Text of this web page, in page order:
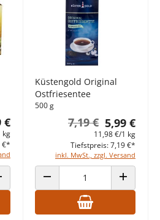
€
kg
€*
ERHÖHEN
Küstengold Original
Ostfriesentee
500 g
5,99 €
7,19 €
11,98 €/1 kg
inkl. MwSt., zzgl. Versand
Tiefstpreis: 7,19 €*
ANZAHL VERRINGERN ANZAHL